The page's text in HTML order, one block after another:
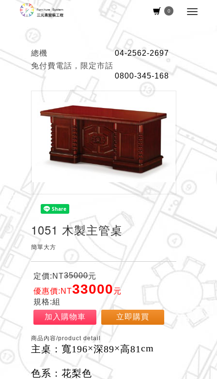
0
總機
04-2562-2697
免付費電話，限定市話
0800-345-168
1051 木製主管桌
簡單大方
定價:NT35000元
優惠價:NT33000元
規格:組
加入購物車
立即購買
商品內容/product detail
主桌：寬196×深89×高81cm
色系：花梨色